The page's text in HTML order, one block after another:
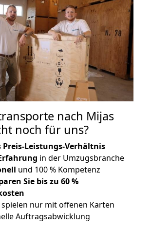
nach Mijas
noch für uns?
Preis-Leistungs-Verhältnis
in der Umzugsbranche
und 100 % Kompetenz
Sie bis zu 60 %
nur mit offenen Karten
Auftragsabwicklung